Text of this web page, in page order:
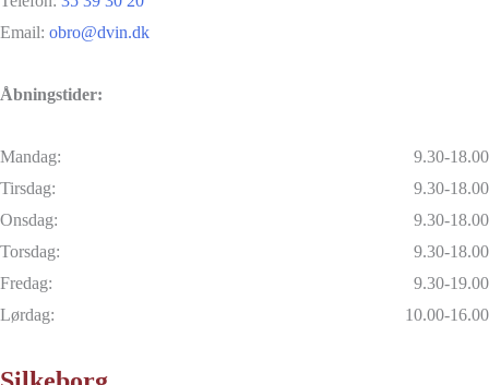
Email: obro@dvin.dk
Åbningstider:
Mandag:
9.30-18.00
Tirsdag:
9.30-18.00
Onsdag:
9.30-18.00
Torsdag:
9.30-18.00
Fredag:
9.30-19.00
Lørdag:
10.00-16.00